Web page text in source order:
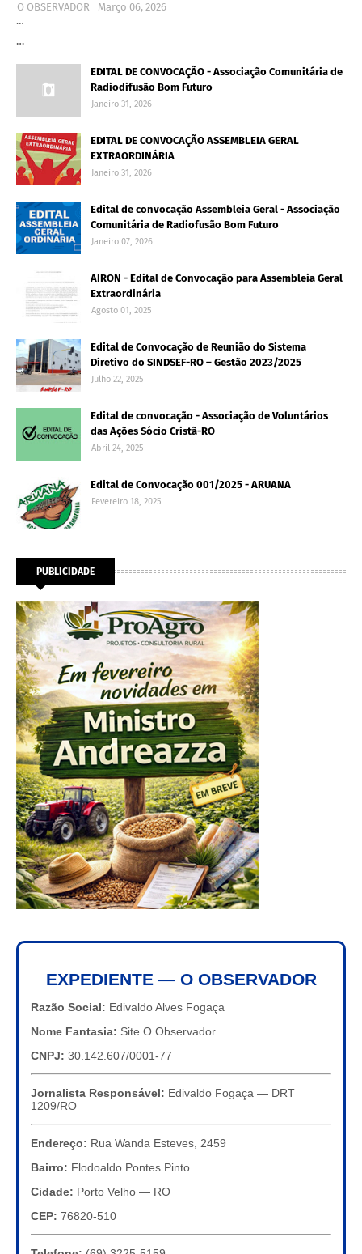
O OBSERVADOR
Março 06, 2026
…
…
EDITAL DE CONVOCAÇÃO - Associação Comunitária de
Radiodifusão Bom Futuro
Janeiro 31, 2026
EDITAL DE CONVOCAÇÃO ASSEMBLEIA GERAL
EXTRAORDINÁRIA
Janeiro 31, 2026
Edital de convocação Assembleia Geral - Associação
Comunitária de Radiofusão Bom Futuro
Janeiro 07, 2026
AIRON - Edital de Convocação para Assembleia Geral
Extraordinária
Agosto 01, 2025
Edital de Convocação de Reunião do Sistema
Diretivo do SINDSEF-RO – Gestão 2023/2025
Julho 22, 2025
Edital de convocação - Associação de Voluntários
das Ações Sócio Cristã-RO
Abril 24, 2025
Edital de Convocação 001/2025 - ARUANA
Fevereiro 18, 2025
PUBLICIDADE
EXPEDIENTE — O OBSERVADOR
Razão Social: Edivaldo Alves Fogaça
Nome Fantasia: Site O Observador
CNPJ: 30.142.607/0001-77
Jornalista Responsável: Edivaldo Fogaça — DRT
1209/RO
Endereço: Rua Wanda Esteves, 2459
Bairro: Flodoaldo Pontes Pinto
Cidade: Porto Velho — RO
CEP: 76820-510